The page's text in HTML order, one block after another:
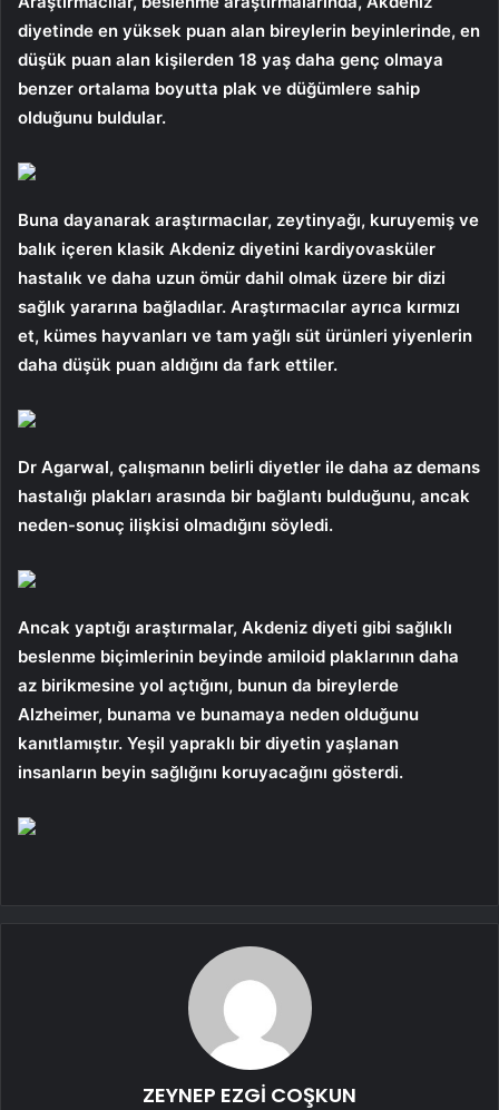
diyetinde en yüksek puan alan bireylerin beyinlerinde, en
düşük puan alan kişilerden 18 yaş daha genç olmaya
benzer ortalama boyutta plak ve düğümlere sahip
olduğunu buldular.
Buna dayanarak araştırmacılar, zeytinyağı, kuruyemiş ve
balık içeren klasik Akdeniz diyetini kardiyovasküler
hastalık ve daha uzun ömür dahil olmak üzere bir dizi
sağlık yararına bağladılar. Araştırmacılar ayrıca kırmızı
et, kümes hayvanları ve tam yağlı süt ürünleri yiyenlerin
daha düşük puan aldığını da fark ettiler.
Dr Agarwal, çalışmanın belirli diyetler ile daha az demans
hastalığı plakları arasında bir bağlantı bulduğunu, ancak
neden-sonuç ilişkisi olmadığını söyledi.
Ancak yaptığı araştırmalar, Akdeniz diyeti gibi sağlıklı
beslenme biçimlerinin beyinde amiloid plaklarının daha
az birikmesine yol açtığını, bunun da bireylerde
Alzheimer, bunama ve bunamaya neden olduğunu
kanıtlamıştır. Yeşil yapraklı bir diyetin yaşlanan
insanların beyin sağlığını koruyacağını gösterdi.
ZEYNEP EZGİ COŞKUN